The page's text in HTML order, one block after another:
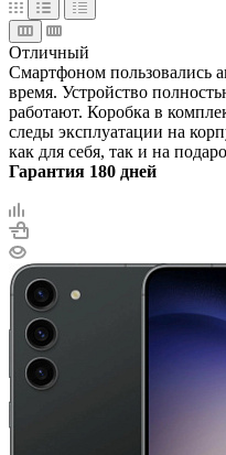
Отличный
Смартфоном пользовались
время. Устройство
работают. Коробка в
следы эксплуатации на
как для себя, так и на
Гарантия 180 дней